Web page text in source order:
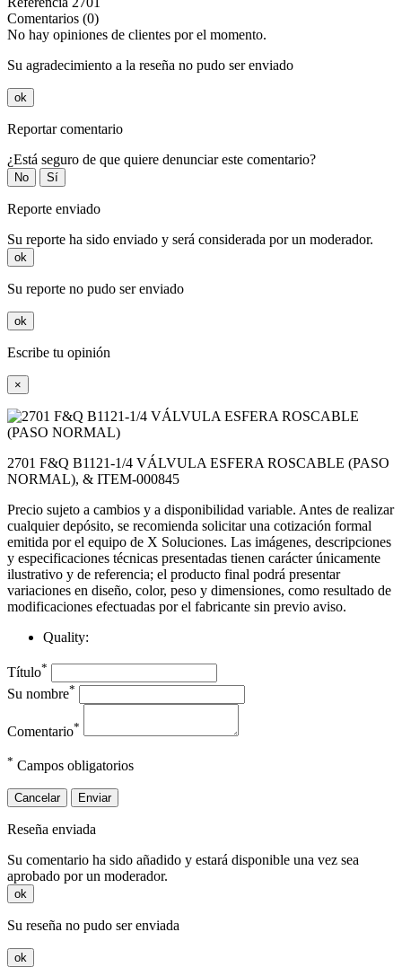
Comentarios (0)
No hay opiniones de clientes por el momento.
Su agradecimiento a la reseña no pudo ser enviado
ok
Reportar comentario
¿Está seguro de que quiere denunciar este comentario?
No Sí
Reporte enviado
Su reporte ha sido enviado y será considerada por un moderador.
ok
Su reporte no pudo ser enviado
ok
Escribe tu opinión
×
2701 F&Q B1121-1/4 VÁLVULA ESFERA ROSCABLE (PASO
NORMAL), & ITEM-000845
Precio sujeto a cambios y a disponibilidad variable. Antes de realizar
cualquier depósito, se recomienda solicitar una cotización formal
emitida por el equipo de X Soluciones. Las imágenes, descripciones
y especificaciones técnicas presentadas tienen carácter únicamente
ilustrativo y de referencia; el producto final podrá presentar
variaciones en diseño, color, peso y dimensiones, como resultado de
modificaciones efectuadas por el fabricante sin previo aviso.
Quality:
Título*
Su nombre*
Comentario*
* Campos obligatorios
Cancelar Enviar
Reseña enviada
Su comentario ha sido añadido y estará disponible una vez sea
aprobado por un moderador.
ok
Su reseña no pudo ser enviada
ok